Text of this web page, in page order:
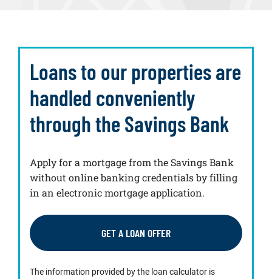
Loans to our properties are
handled conveniently
through the Savings Bank
Apply for a mortgage from the Savings Bank
without online banking credentials by filling
in an electronic mortgage application.
GET A LOAN OFFER
The information provided by the loan calculator is